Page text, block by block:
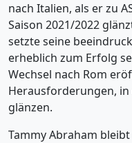
nach Italien, als er zu
Saison 2021/2022
setzte seine
erheblich zum Erfolg
Wechsel nach Rom
Herausforderungen,
glänzen.
Tammy Abraham